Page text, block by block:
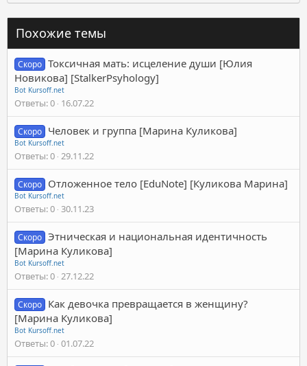
Похожие темы
Скоро Токсичная мать: исцеление души [Юлия
Новикова] [StalkerPsyhology]
Bot Kursoff.net
Ответы 0 16.07.22
Скоро Человек и группа [Марина Куликова]
Bot Kursoff.net
Ответы 0 29.11.22
Скоро Отложенное тело [EduNote] [Куликова Марина]
Bot Kursoff.net
Ответы 0 30.11.23
Скоро Этническая и национальная идентичность
[Марина Куликова]
Bot Kursoff.net
Ответы 0 27.12.22
Скоро Как девочка превращается в женщину?
[Марина Куликова]
Bot Kursoff.net
Ответы 0 01.07.22